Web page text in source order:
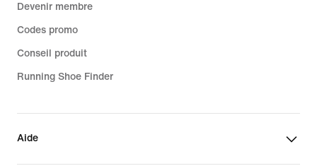
Devenir membre
Codes promo
Conseil produit
Running Shoe Finder
Aide